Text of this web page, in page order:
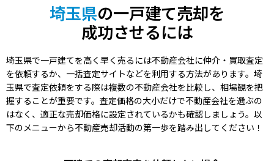
埼玉県の一戸建て売却を
成功させるには
埼玉県で一戸建てを高く早く売るには不動産会社に仲介・買取査定
を依頼するか、一括査定サイトなどを利用する方法があります。埼
玉県で査定依頼をする際は複数の不動産会社を比較し、相場観を把
握することが重要です。査定価格の大小だけで不動産会社を選ぶの
はなく、適正な売却価格に設定されているかも確認しましょう。以
下のメニューから不動産売却活動の第一歩を踏み出してください！